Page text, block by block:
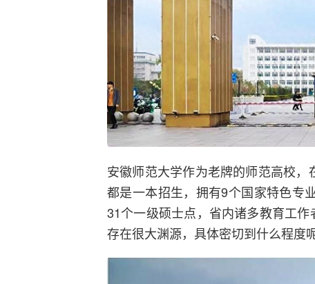
安徽师范大学作为老牌的师范高校
都是一本招生，拥有9个国家特色专
31个一级硕士点，省内诸多教育工
存在很大渊源，具体密切到什么程度